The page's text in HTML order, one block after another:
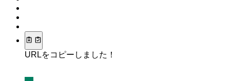
URLをコピーしました！